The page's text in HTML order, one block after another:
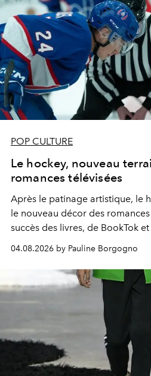
POP CULTURE
Le hockey, nouveau
romances télévisées
Après le patinage artistique, le
le nouveau décor des
succès des livres, de BookTok
04.08.2026 by Pauline Borgogno